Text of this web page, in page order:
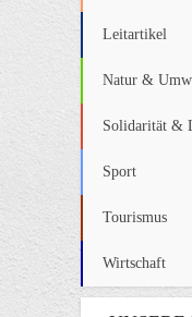
Leitartikel
Natur &
Solidarität &
Sport
Tourismus
Wirtschaft